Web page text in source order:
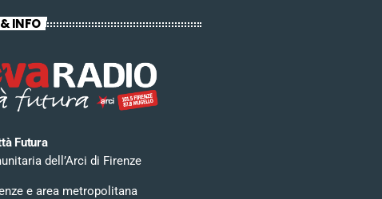
INFO
Futura
dell’Arci di Firenze
e area metropolitana